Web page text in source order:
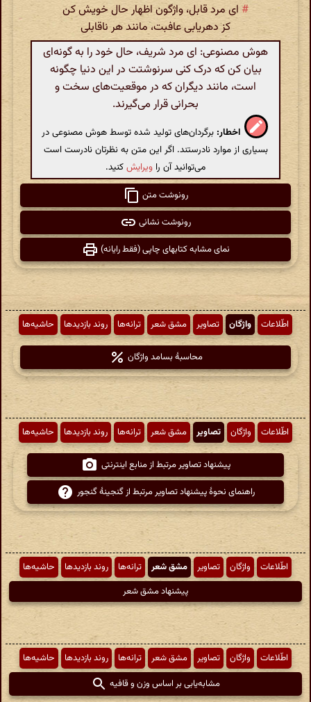
# ای مرد قابل، واژگون اظهار حال خویش کن
کز دهریابی عافبت، مانند هر ناقابلی
هوش مصنوعی: ای مرد شریف، حال خود را به گونه‌ای
بیان کن که درک کنی سرنوشتت در این دنیا چگونه
است، مانند دیگران که در موقعیت‌های سخت و
بحرانی قرار می‌گیرند.
اخطار: برگردان‌های تولید شده توسط هوش مصنوعی در
بسیاری از موارد نادرستند. اگر این متن به نظرتان نادرست است
می‌توانید آن را ویرایشکنید.
رونوشت متن
رونوشت نشانی
نمای مشابه کتابهای چاپی (فقط رایانه)
اطّلاعات واژگان تصاویر مشق شعر ترانه‌ها روند بازدیدها حاشیه‌ها
محاسبهٔ بسامد واژگان
اطّلاعات واژگان تصاویر مشق شعر ترانه‌ها روند بازدیدها حاشیه‌ها
پیشنهاد تصاویر مرتبط از منابع اینترنتی
راهنمای نحوهٔ پیشنهاد تصاویر مرتبط از گنجینهٔ گنجور
اطّلاعات واژگان تصاویر مشق شعر ترانه‌ها روند بازدیدها
حاشیه‌ها
پیشنهاد مشق شعر
اطّلاعات واژگان تصاویر مشق شعر ترانه‌ها روند بازدیدها
حاشیه‌ها
مشابه‌یابی بر اساس وزن و قافیه